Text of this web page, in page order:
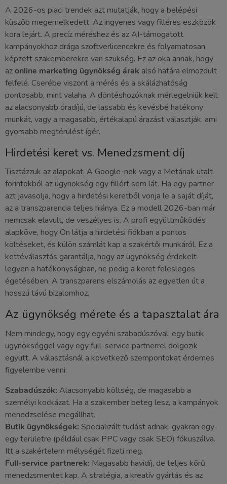
A 2026-os piaci trendek azt mutatják, hogy a belépési
küszöb megemelkedett. Az ingyenes vagy filléres eszközök
kora lejárt. A precíz méréshez és az AI-támogatott
kampányokhoz drága szoftverlicencekre és folyamatosan
képzett szakemberekre van szükség. Ez az oka annak, hogy
azonline marketing ügynökség árak alsó határa elmozdult
felfelé. Cserébe viszont a mérés és a skálázhatóság
pontosabb, mint valaha. A döntéshozóknak mérlegelniük kell:
az alacsonyabb óradíjú, de lassabb és kevésbé hatékony
munkát, vagy a magasabb, értékalapú árazást választják, ami
gyorsabb megtérülést ígér.
Hirdetési keret vs. Menedzsment díj
Tisztázzuk az alapokat. A Google-nek vagy a Metának utalt
forintokból az ügynökség egy fillért sem lát. Ha egy partner
azt javasolja, hogy a hirdetési keretből vonja le a saját díját,
az a transzparencia teljes hiánya. Ez a modell 2026-ban már
nemcsak elavult, de veszélyes is. A profi együttműködés
alapköve, hogy Ön látja a hirdetési fiókban a pontos
költéseket, és külön számlát kap a szakértői munkáról. Ez a
kettéválasztás garantálja, hogy az ügynökség érdekelt
legyen a hatékonyságban, ne pedig a keret felesleges
égetésében. A transzparens elszámolás az egyetlen út a
hosszú távú bizalomhoz.
Az ügynökség mérete és a tapasztalat ára
Nem mindegy, hogy egy egyéni szabadúszóval, egy butik
ügynökséggel vagy egy full-service partnerrel dolgozik
együtt. A választásnál a következő szempontokat érdemes
figyelembe venni:
Szabadúszók: Alacsonyabb költség, de magasabb a
személyi kockázat. Ha a szakember beteg lesz, a kampányok
menedzselése megállhat.
Butik ügynökségek: Specializált tudást adnak, gyakran egy-
egy területre (például csak PPC vagy csak SEO) fókuszálva.
Itt a szakértelem mélységét fizeti meg.
Full-service partnerek: Magasabb havidíj, de teljes körű
menedzsmentet kap. A stratégia, a kreatív gyártás és az